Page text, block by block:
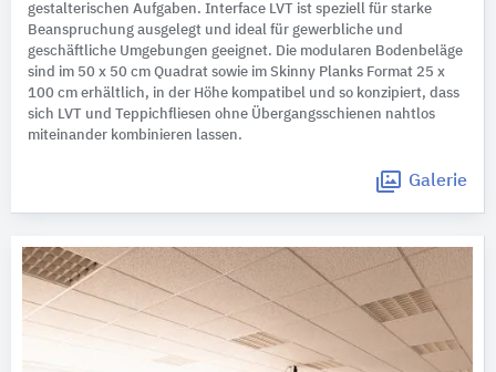
gestalterischen Aufgaben. Interface LVT ist speziell für starke
Beanspruchung ausgelegt und ideal für gewerbliche und
geschäftliche Umgebungen geeignet. Die modularen Bodenbeläge
sind im 50 x 50 cm Quadrat sowie im Skinny Planks Format 25 x
100 cm erhältlich, in der Höhe kompatibel und so konzipiert, dass
sich LVT und Teppichfliesen ohne Übergangsschienen nahtlos
miteinander kombinieren lassen.
Galerie